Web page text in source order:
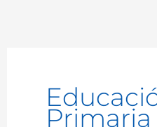
Primaria